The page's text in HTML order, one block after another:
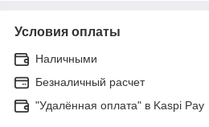
Условия оплаты
Наличными
Безналичный расчет
"Удалённая оплата" в Kaspi Pay